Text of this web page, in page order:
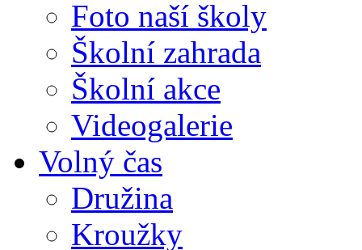
Foto naší školy
Školní zahrada
Školní akce
Videogalerie
Volný čas
Družina
Kroužky